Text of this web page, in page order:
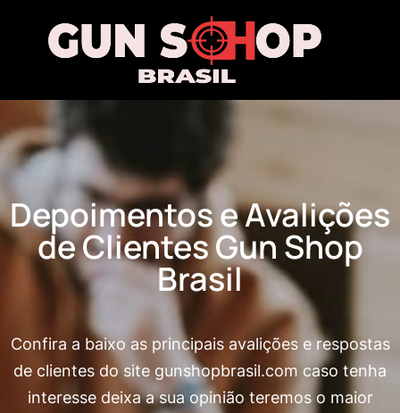
Depoimentos e Avalições
de Clientes Gun Shop
Brasil
Confira a baixo as principais avalições e respostas
de clientes do site gunshopbrasil.com caso tenha
interesse deixa a sua opinião teremos o maior